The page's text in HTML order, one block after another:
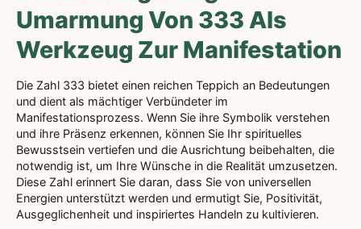
Umarmung Von 333 Als
Werkzeug Zur Manifestation
Die Zahl 333 bietet einen reichen Teppich an Bedeutungen
und dient als mächtiger Verbündeter im
Manifestationsprozess. Wenn Sie ihre Symbolik verstehen
und ihre Präsenz erkennen, können Sie Ihr spirituelles
Bewusstsein vertiefen und die Ausrichtung beibehalten, die
notwendig ist, um Ihre Wünsche in die Realität umzusetzen.
Diese Zahl erinnert Sie daran, dass Sie von universellen
Energien unterstützt werden und ermutigt Sie, Positivität,
Ausgeglichenheit und inspiriertes Handeln zu kultivieren.